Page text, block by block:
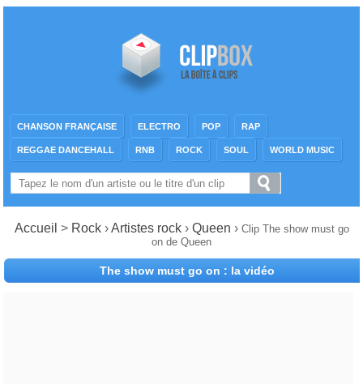
CHANSON FRANÇAISE ELECTRO POP RAP
REGGAE DANCEHALL RNB ROCK SOUL WORLD MUSIC
Accueil > Rock ›Artistes rock› Queen › Clip The show must go
on de Queen
The show must go on : la vidéo